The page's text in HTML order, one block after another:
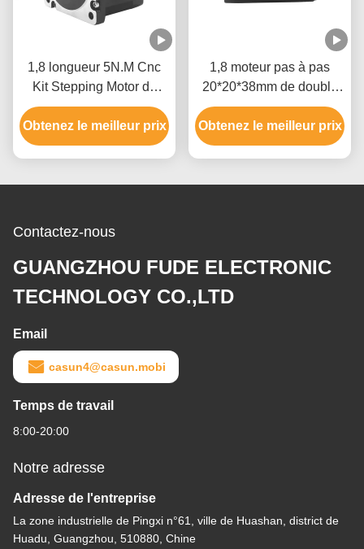
1,8 longueur 5N.M Cnc
Kit Stepping Motor de
moteur pas à pas de la
NEMA 34 de degré 86mm
hybride
Obtenez le meilleur prix
1,8 moteur pas à pas
20*20*38mm de double
axe de la NEMA 8 de
degré 40mN.M ROHS
Obtenez le meilleur prix
Contactez-nous
GUANGZHOU FUDE ELECTRONIC
TECHNOLOGY CO.,LTD
Email
casun4@casun.mobi
Temps de travail
8:00-20:00
Notre adresse
Adresse de l'entreprise
La zone industrielle de Pingxi n°61, ville de Huashan, district de
Huadu, Guangzhou, 510880, Chine